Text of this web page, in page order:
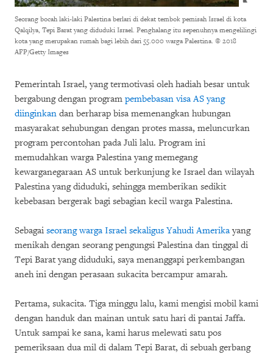
Seorang bocah laki-laki Palestina berlari di dekat tembok pemisah Israel di kota
Qalqilya, Tepi Barat yang diduduki Israel. Penghalang itu sepenuhnya mengelilingi
kota yang merupakan rumah bagi lebih dari 55.000 warga Palestina. © 2018
AFP/Getty Images
Pemerintah Israel, yang termotivasi oleh hadiah besar untuk
bergabung dengan program pembebasan visa AS yang
diinginkan dan berharap bisa memenangkan hubungan
masyarakat sehubungan dengan protes massa, meluncurkan
program percontohan pada Juli lalu. Program ini
memudahkan warga Palestina yang memegang
kewarganegaraan AS untuk berkunjung ke Israel dan wilayah
Palestina yang diduduki, sehingga memberikan sedikit
kebebasan bergerak bagi sebagian kecil warga Palestina.
Sebagai seorang warga Israel sekaligus Yahudi Amerikayang
menikah dengan seorang pengungsi Palestina dan tinggal di
Tepi Barat yang diduduki, saya menanggapi perkembangan
aneh ini dengan perasaan sukacita bercampur amarah.
Pertama, sukacita. Tiga minggu lalu, kami mengisi mobil kami
dengan handuk dan mainan untuk satu hari di pantai Jaffa.
Untuk sampai ke sana, kami harus melewati satu pos
pemeriksaan dua mil di dalam Tepi Barat, di sebuah gerbang